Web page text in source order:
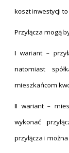
koszt inwestycji to
Przyłącza mogą
I wariant –
natomiast
mieszkańcom
II wariant –
wykonać
przyłącza i